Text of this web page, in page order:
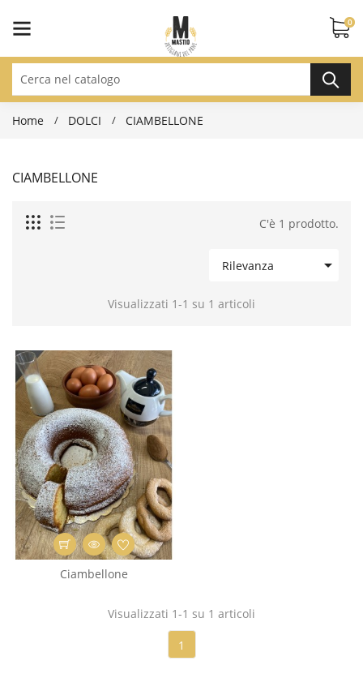
0
Home DOLCI CIAMBELLONE
CIAMBELLONE
C'è 1 prodotto.
Rilevanza 
Visualizzati 1-1 su 1 articoli
Ciambellone
Visualizzati 1-1 su 1 articoli
1